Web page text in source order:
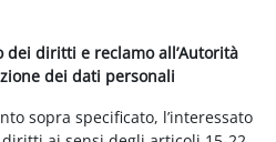
dei diritti e reclamo all’Autorità
dei dati personali
sopra specificato, l’interessato